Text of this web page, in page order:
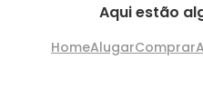
Aqui estão
HomeAlugarComprar